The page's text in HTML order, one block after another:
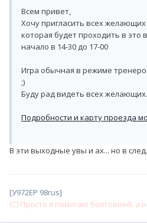
Всем привет,
Хочу пригласить всех
которая будет проходить в это
начало в 14-30 до 17-00
Игра обычная в режиме
;)
Буду рад видеть всех желающих.
Подробности и карту проезда
В эти выходные увы и ах... но в
[У972ЕР 98rus]
(С) Просто я помогаю болтовней, а